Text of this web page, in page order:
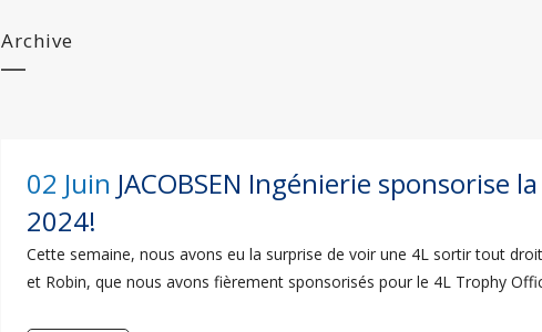
Archive
02 Juin JACOBSEN Ingénierie sponsorise
2024!
Cette semaine, nous avons eu la surprise de voir une 4L sortir tout
et Robin, que nous avons fièrement sponsorisés pour le 4L Trophy